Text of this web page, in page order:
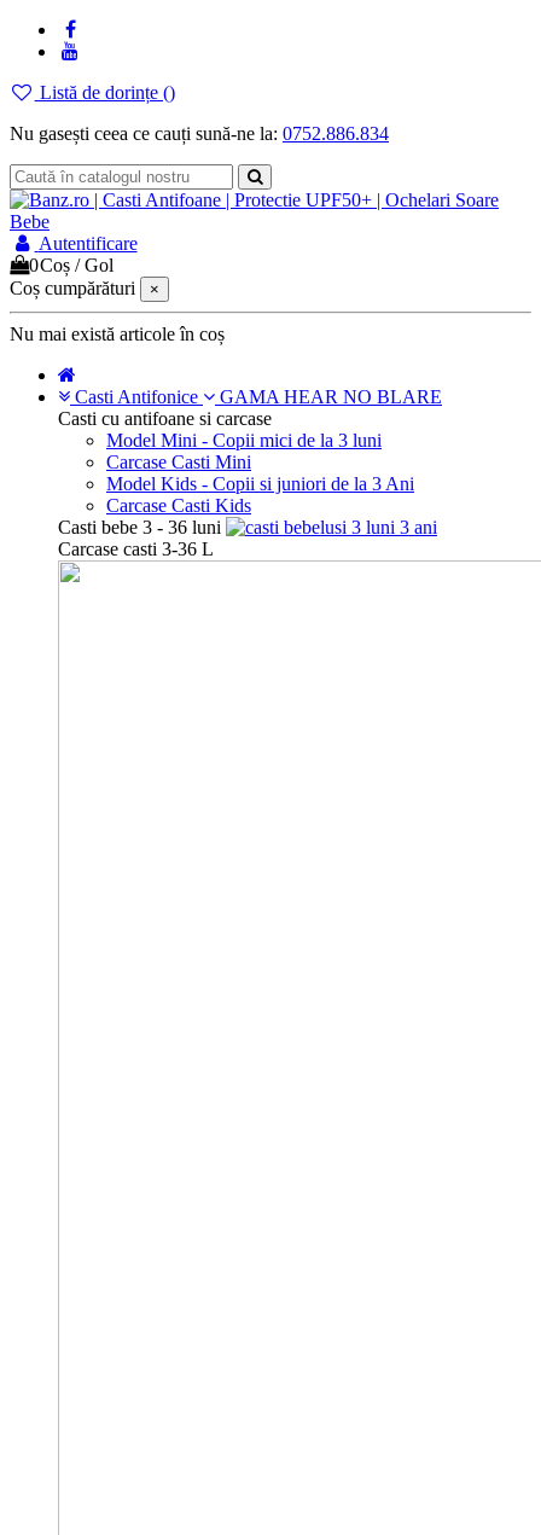
Listă de dorințe ()
Nu gasești ceea ce cauți sună-ne la: 0752.886.834
Autentificare
0Coș /Gol
Coș cumpărături
×
Nu mai există articole în coș
Casti Antifonice
GAMA HEAR NO BLARE
Casti cu antifoane si carcase
Model Mini - Copii mici de la 3 luni
Carcase Casti Mini
Model Kids - Copii si juniori de la 3 Ani
Carcase Casti Kids
Casti bebe 3 - 36 luni
Carcase casti 3-36 L